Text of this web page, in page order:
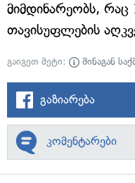
მიმდინარეობს,
თავისუფლების
გაიგეთ მეტი: შინაგან
გაზიარება
კომენტარები